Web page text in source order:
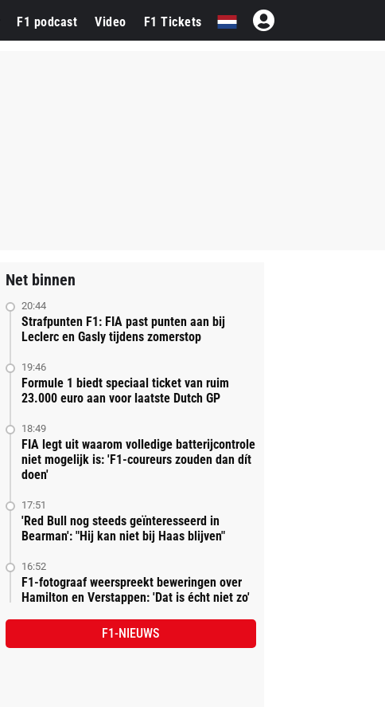
F1 podcast Video F1 Tickets
Net binnen
20:44
Strafpunten F1: FIA past punten aan bij
Leclerc en Gasly tijdens zomerstop
19:46
Formule 1 biedt speciaal ticket van ruim
23.000 euro aan voor laatste Dutch GP
18:49
FIA legt uit waarom volledige batterijcontrole
niet mogelijk is: 'F1-coureurs zouden dan dít
doen'
17:51
'Red Bull nog steeds geïnteresseerd in
Bearman': "Hij kan niet bij Haas blijven"
16:52
F1-fotograaf weerspreekt beweringen over
Hamilton en Verstappen: 'Dat is écht niet zo'
F1-NIEUWS